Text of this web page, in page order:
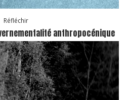
Réfléchir
anthropocénique